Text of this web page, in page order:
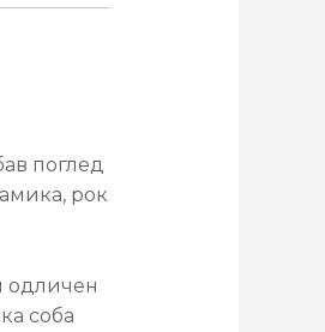
поглед
рок
одличен
соба